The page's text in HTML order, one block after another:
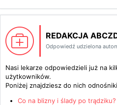
REDAKCJA
Odpowiedź udzielona
Nasi lekarze odpowiedzieli już na
użytkowników.
Poniżej znajdziesz do nich
Co na blizny i ślady po trądziku?